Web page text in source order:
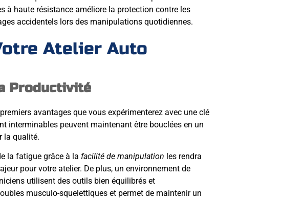
à haute résistance améliore la protection contre les
accidentels lors des manipulations quotidiennes.
Atelier Auto
Productivité
avantages que vous expérimenterez avec une clé
interminables peuvent maintenant être bouclées en un
la qualité.
la fatigue grâce à la facilité de manipulation les rendra
pour votre atelier. De plus, un environnement de
utilisent des outils bien équilibrés et
musculo-squelettiques et permet de maintenir un